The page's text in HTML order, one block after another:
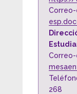
Correo-
Correo-
268